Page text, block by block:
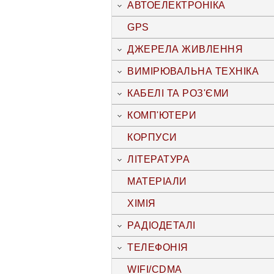
АВТОЕЛЕКТРОНІКА
GPS
ДЖЕРЕЛА ЖИВЛЕННЯ
ВИМІРЮВАЛЬНА ТЕХНІКА
КАБЕЛІ ТА РОЗ'ЄМИ
КОМП'ЮТЕРИ
КОРПУСИ
ЛІТЕРАТУРА
МАТЕРІАЛИ
ХІМІЯ
РАДІОДЕТАЛІ
ТЕЛЕФОНІЯ
WIFI/CDMA